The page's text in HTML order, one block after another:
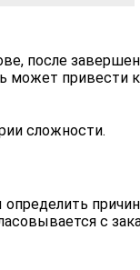
после
может привести
сложности.
с